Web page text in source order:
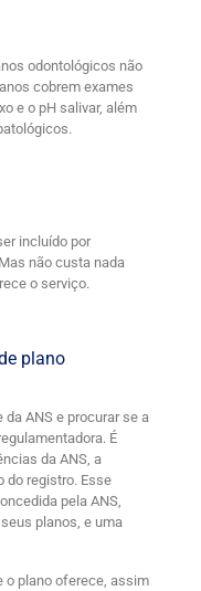
odontológicos não
cobrem exames
e o pH salivar, além
incluído por
não custa nada
o serviço.
plano
ANS e procurar se a
É
da ANS, a
do registro. Esse
pela ANS,
planos, e uma
o plano oferece, assim